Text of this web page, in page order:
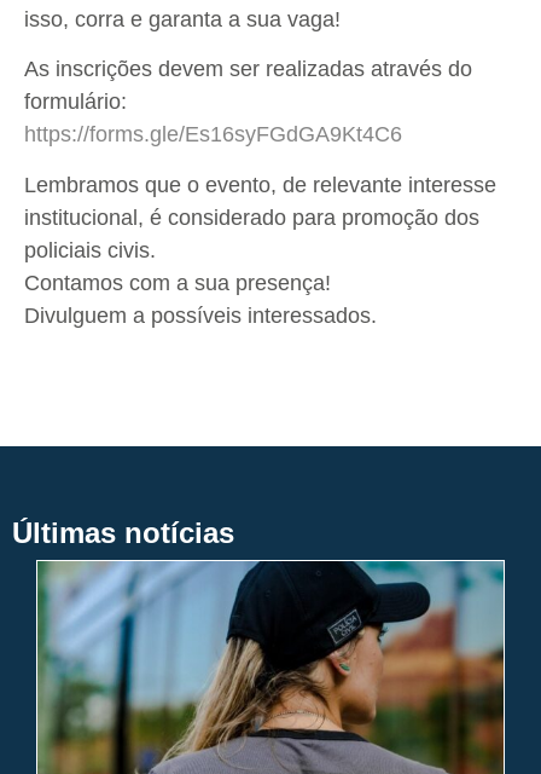
isso, corra e garanta a sua vaga!
As inscrições devem ser realizadas através do
formulário:
https://forms.gle/Es16syFGdGA9Kt4C6
Lembramos que o evento, de relevante interesse
institucional, é considerado para promoção dos
policiais civis.
Contamos com a sua presença!
Divulguem a possíveis interessados.
Últimas notícias